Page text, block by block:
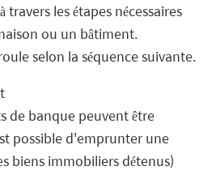
travers les étapes nécessaires
ou un bâtiment.
selon la séquence suivante.
de banque peuvent être
possible d'emprunter une
biens immobiliers détenus)